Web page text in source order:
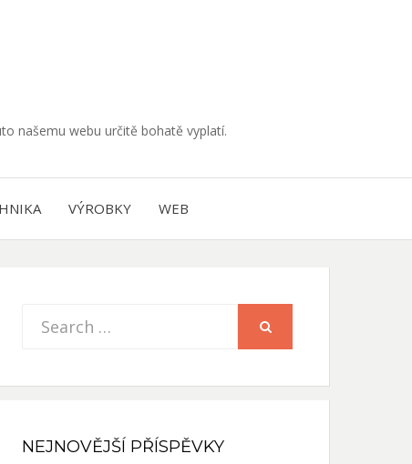
našemu webu určitě bohatě vyplatí.
VÝROBKY WEB
Search
NEJNOVĚJŠÍ PŘÍSPĚVKY